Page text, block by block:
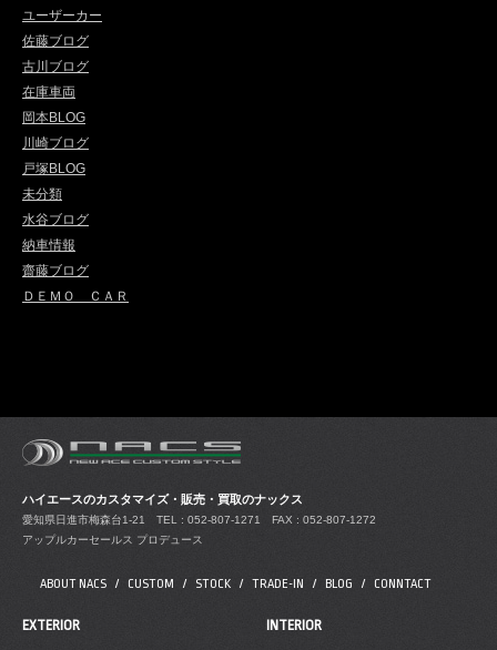
ユーザーカー
佐藤ブログ
古川ブログ
在庫車両
岡本BLOG
川崎ブログ
戸塚BLOG
未分類
水谷ブログ
納車情報
齋藤ブログ
ＤＥＭＯ ＣＡＲ
ハイエースのカスタマイズ・販売・買取のナックス
愛知県日進市梅森台1-21 TEL : 052-807-1271 FAX : 052-807-1272
アップルカーセールス プロデュース
ABOUT NACS CUSTOM STOCK TRADE-IN BLOG CONNTACT
EXTERIOR INTERIOR